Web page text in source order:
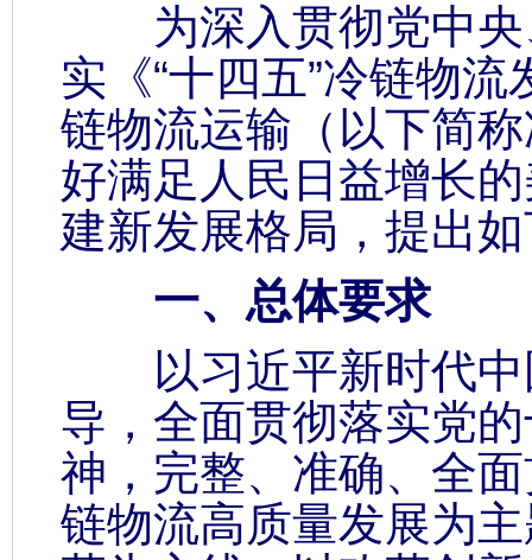
为深入贯彻党中央
实《“十四五”冷链物
链物流运输（以下简
好满足人民日益增长
建新发展格局，提出
一、总体要求
以习近平新时代中
导，全面贯彻落实党
神，完整、准确、全
链物流高质量发展为